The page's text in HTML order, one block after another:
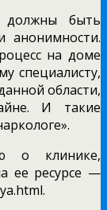
быть
анонимности.
на доме
специалисту,
области,
И такие
о клинике,
ее ресурсе —